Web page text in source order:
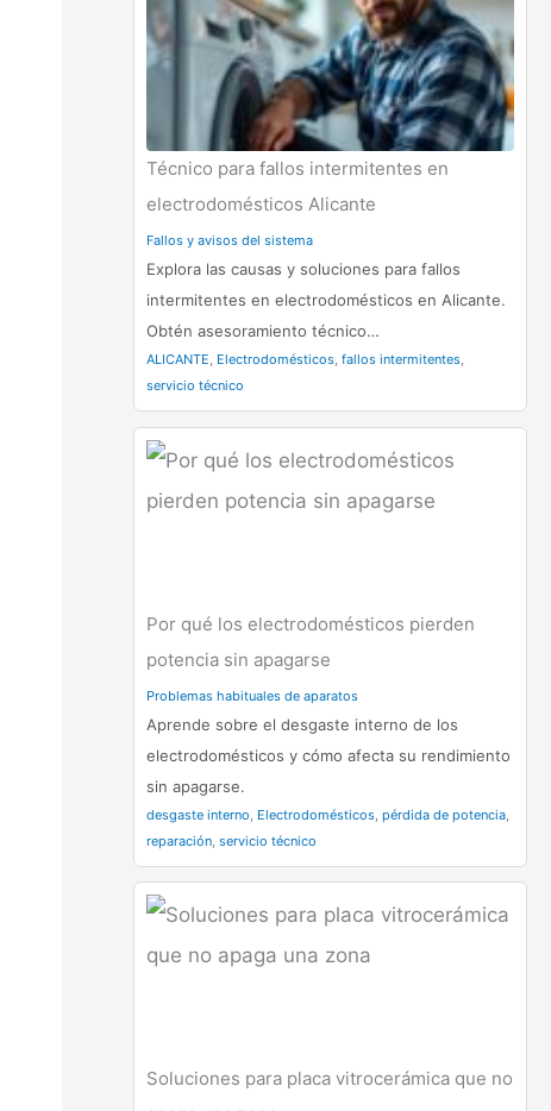
Técnico para fallos intermitentes en
electrodomésticos Alicante
Fallos y avisos del sistema
Explora las causas y soluciones para fallos
intermitentes en electrodomésticos en Alicante.
Obtén asesoramiento técnico…
ALICANTE Electrodomésticos, fallos intermitentes,
servicio técnico
Por qué los electrodomésticos pierden
potencia sin apagarse
Problemas habituales de aparatos
Aprende sobre el desgaste interno de los
electrodomésticos y cómo afecta su rendimiento
sin apagarse.
desgaste interno Electrodomésticos, pérdida de potencia,
reparación, servicio técnico
Soluciones para placa vitrocerámica que no